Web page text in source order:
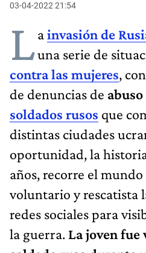
03-04-2022 21:54
Lainvasión de
una serie de
contra las mujeres,
de denuncias de
soldados rusos que
distintas ciudades
oportunidad, la
años, recorre el
voluntario y rescatista
redes sociales para
la guerra. La joven fue